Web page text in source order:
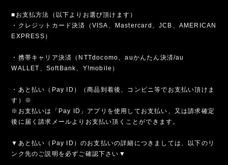
■お支払方法（以下よりお選び頂けます）
・クレジットカード決済（VISA、Mastercard、JCB、AMERICAN
EXPRESS）
・携帯キャリア決済（NTTdocomo、auかんたん決済/au
WALLET、SoftBank、Y!mobile）
・あと払い（Pay ID）（商品到着後、コンビニ等でお支払い頂けま
す）※
※お支払いは「Pay ID」アプリを使用してお支払い、又は請求確定
後に届く請求メールよりお支払い頂くことができます。
▼あと払い（Pay ID）のお支払いの詳細につきましては、以下のリ
ンク先のご説明を必ずご確認下さい▼